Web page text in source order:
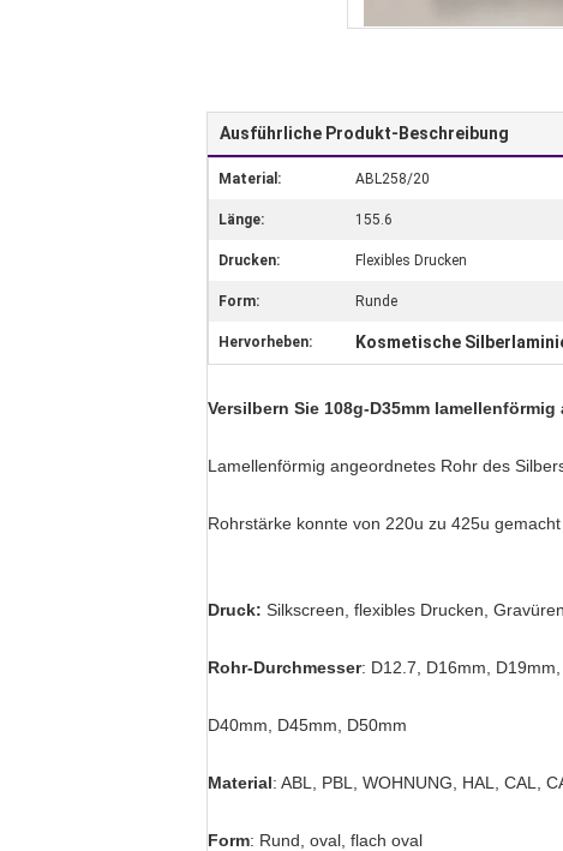
Ausführliche Produkt-Beschreibung
Material: ABL258/20
Länge: 155.6
Drucken: Flexibles Drucken
Form: Runde
Hervorheben: Kosmetische
Versilbern Sie 108g-D35mm
Lamellenförmig angeordnetes Rohr des
Rohrstärke konnte von 220u zu 425u
Druck: Silkscreen, flexibles Drucken,
Rohr-Durchmesser: D12.7, D16mm,
D40mm, D45mm, D50mm
Material: ABL, PBL, WOHNUNG, HAL, CAL,
Form: Rund, oval, flach oval